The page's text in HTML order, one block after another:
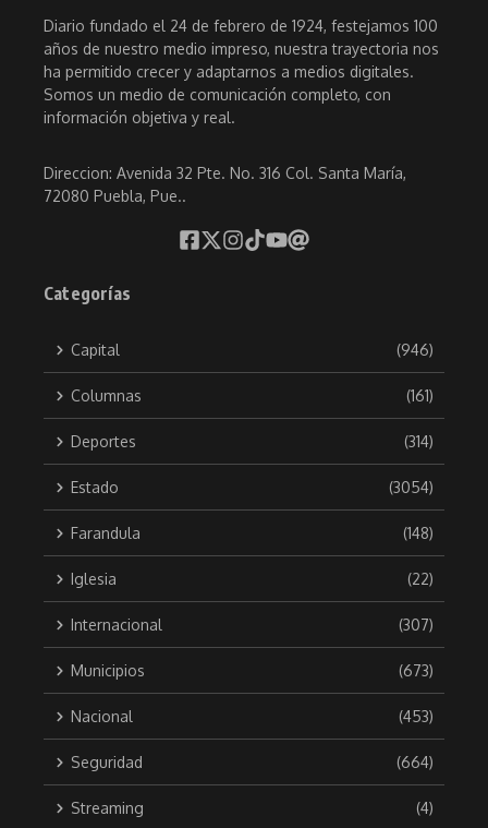
Diario fundado el 24 de febrero de 1924, festejamos 100
años de nuestro medio impreso, nuestra trayectoria nos
ha permitido crecer y adaptarnos a medios digitales.
Somos un medio de comunicación completo, con
información objetiva y real.
Direccion: Avenida 32 Pte. No. 316 Col. Santa María,
72080 Puebla, Pue..
Categorías
Capital (946)
Columnas (161)
Deportes (314)
Estado (3054)
Farandula (148)
Iglesia (22)
Internacional (307)
Municipios (673)
Nacional (453)
Seguridad (664)
Streaming (4)